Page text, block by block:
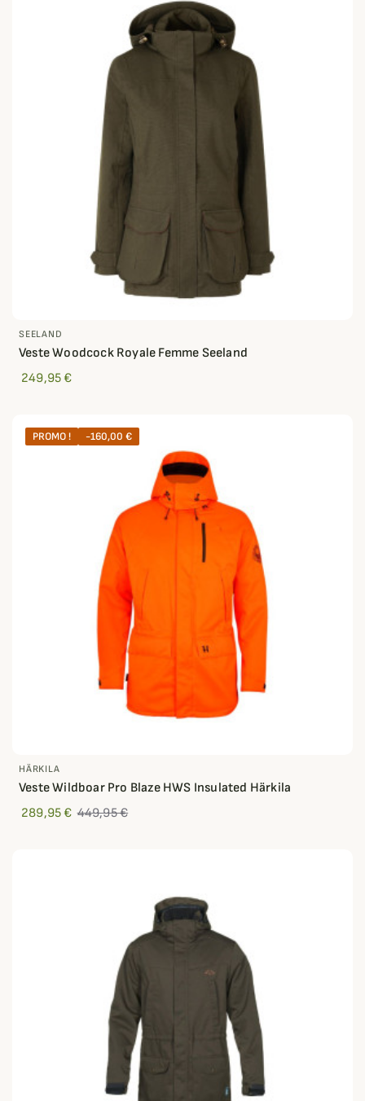
SEELAND
Veste Woodcock Royale Femme Seeland
249,95 €
PROMO ! -160,00 €
HÄRKILA
Veste Wildboar Pro Blaze HWS Insulated Härkila
289,95 € 449,95 €